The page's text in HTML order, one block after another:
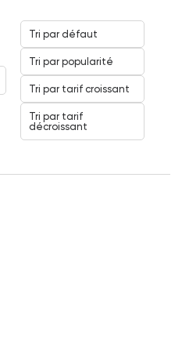
Tri par défaut
Tri par popularité
Tri par tarif croissant
Tri par tarif
décroissant